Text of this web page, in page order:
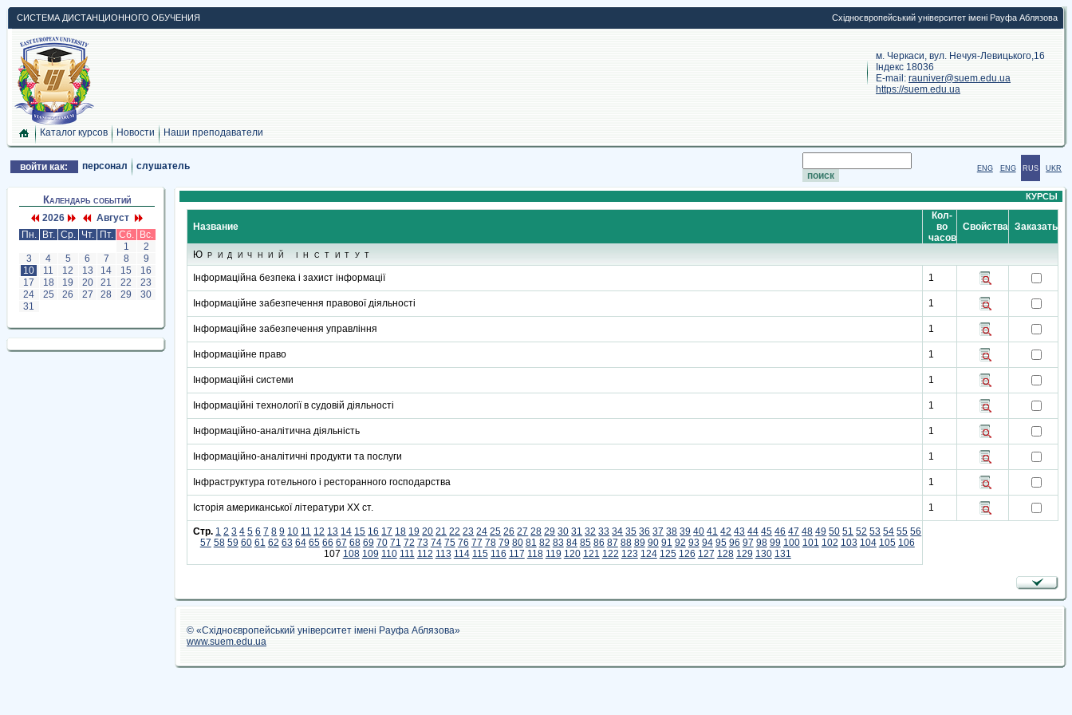
СИСТЕМА ДИСТАНЦИОННОГО ОБУЧЕНИЯ Східноєвропейський університет імені Рауфа Аблязова
м. Черкаси, вул. Нечуя-Левицького,16
Індекс 18036
E-mail: rauniver@suem.edu.ua
https://suem.edu.ua
Каталог курсов Новости Наши преподаватели
войти как: персонал слушатель UKR
RUS
ENG
ENG
Календарь событий
2026
Август
Пн.
Вт. Ср. Чт. Пт. Сб.
Вс.
1
2
3
4 5 6 7 8
9
10
11 12 13 14 15
16
17
18 19 20 21 22
23
24
25 26 27 28 29
30
31
КУРСЫ
Название
Кол-
во
часов
Свойства Заказать
Юридичний інститут
Інформаційна безпека і захист інформації 1
Інформаційне забезпечення правової діяльності 1
Інформаційне забезпечення управління 1
Інформаційне право 1
Інформаційні системи 1
Інформаційні технології в судовій діяльності 1
Інформаційно-аналітична діяльність 1
Інформаційно-аналітичні продукти та послуги 1
Інфраструктура готельного і ресторанного господарства 1
Історія американської літератури XX ст. 1
Стр. 1 2 3 4 5 6 7 8 9 10 11 12 13 14 15 16 17 18 19 20 21 22 23 24 25 26 27 28 29 30 31 32 33 34 35 36 37 38 39 40 41 42 43 44 45 46 47 48 49 50 51 52 53 54 55 56
57 58 59 60 61 62 63 64 65 66 67 68 69 70 71 72 73 74 75 76 77 78 79 80 81 82 83 84 85 86 87 88 89 90 91 92 93 94 95 96 97 98 99 100 101 102 103 104 105 106
107 108 109 110 111 112 113 114 115 116 117 118 119 120 121 122 123 124 125 126 127 128 129 130 131
© «Східноєвропейський університет імені Рауфа Аблязова»
www.suem.edu.ua